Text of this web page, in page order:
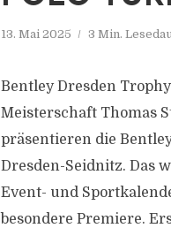
13. Mai 2025 3 Min.
Bentley Dresden
Meisterschaft Thomas
präsentieren die
Dresden-Seidnitz. Das
Event- und
besondere Premiere.